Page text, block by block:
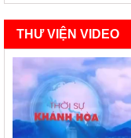
THƯ VIỆN VIDEO